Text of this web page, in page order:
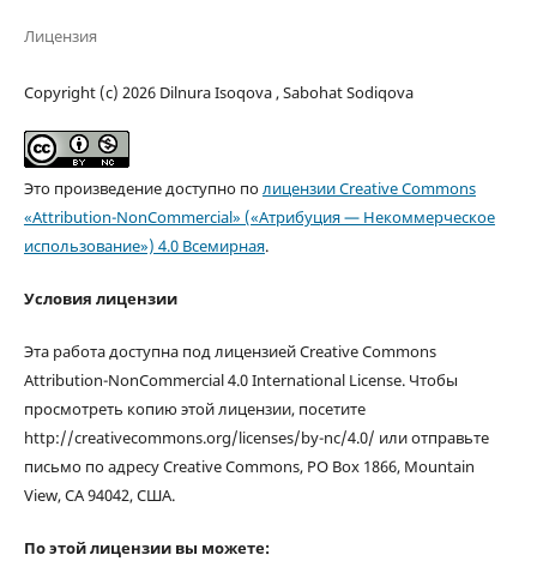
Лицензия
Copyright (c) 2026 Dilnura Isoqova , Sabohat Sodiqova
Это произведение доступно полицензии Creative Commons
«Attribution-NonCommercial» («Атрибуция — Некоммерческое
использование») 4.0 Всемирная.
Условия лицензии
Эта работа доступна под лицензией Creative Commons
Attribution-NonCommercial 4.0 International License. Чтобы
просмотреть копию этой лицензии, посетите
http://creativecommons.org/licenses/by-nc/4.0/ или отправьте
письмо по адресу Creative Commons, PO Box 1866, Mountain
View, CA 94042, США.
По этой лицензии вы можете: